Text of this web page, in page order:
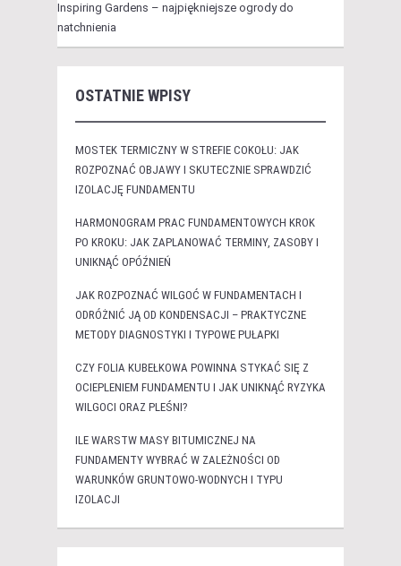
Inspiring Gardens – najpiękniejsze ogrody do
natchnienia
OSTATNIE WPISY
MOSTEK TERMICZNY W STREFIE COKOŁU: JAK
ROZPOZNAĆ OBJAWY I SKUTECZNIE SPRAWDZIĆ
IZOLACJĘ FUNDAMENTU
HARMONOGRAM PRAC FUNDAMENTOWYCH KROK
PO KROKU: JAK ZAPLANOWAĆ TERMINY, ZASOBY I
UNIKNĄĆ OPÓŹNIEŃ
JAK ROZPOZNAĆ WILGOĆ W FUNDAMENTACH I
ODRÓŻNIĆ JĄ OD KONDENSACJI – PRAKTYCZNE
METODY DIAGNOSTYKI I TYPOWE PUŁAPKI
CZY FOLIA KUBEŁKOWA POWINNA STYKAĆ SIĘ Z
OCIEPLENIEM FUNDAMENTU I JAK UNIKNĄĆ RYZYKA
WILGOCI ORAZ PLEŚNI?
ILE WARSTW MASY BITUMICZNEJ NA
FUNDAMENTY WYBRAĆ W ZALEŻNOŚCI OD
WARUNKÓW GRUNTOWO-WODNYCH I TYPU
IZOLACJI